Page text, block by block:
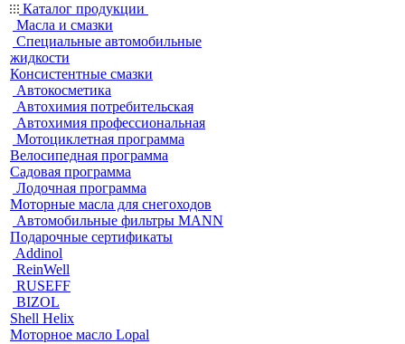
Каталог продукции
Масла и смазки
Специальные автомобильные
жидкости
Консистентные смазки
Автокосметика
Автохимия потребительская
Автохимия профессиональная
Мотоциклетная программа
Велосипедная программа
Садовая программа
Лодочная программа
Моторные масла для снегоходов
Автомобильные фильтры MANN
Подарочные сертификаты
Addinol
ReinWell
RUSEFF
BIZOL
Shell Helix
Моторное масло Lopal